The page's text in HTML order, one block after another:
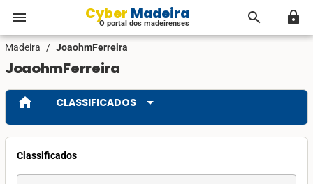
menu Cyber Madeira
O portal dos madeirenses search lock
Madeira / JoaohmFerreira
JoaohmFerreira
home CLASSIFICADOS arrow_drop_down
Classificados